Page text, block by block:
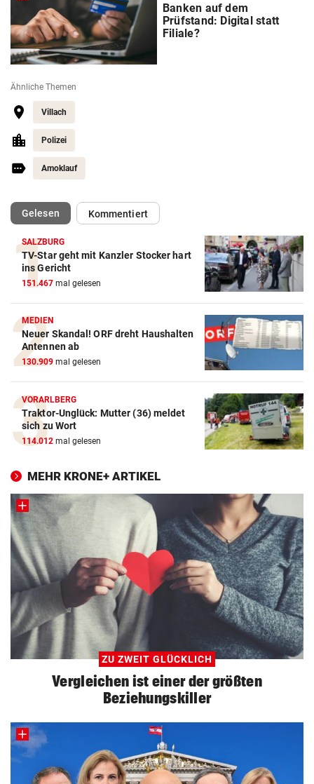
Banken auf dem
Prüfstand: Digital statt
Filiale?
Ähnliche Themen
Villach
Polizei
Amoklauf
Gelesen(ausgewählt)Kommentiert
SALZBURG
TV-Star geht mit Kanzler Stocker hart
ins Gericht
151.467 mal gelesen
MEDIEN
Neuer Skandal! ORF dreht Haushalten
Antennen ab
130.909 mal gelesen
VORARLBERG
Traktor-Unglück: Mutter (36) meldet
sich zu Wort
114.012 mal gelesen
MEHR KRONE+ ARTIKEL
ZU ZWEIT GLÜCKLICH
Vergleichen ist einer der größten
Beziehungskiller